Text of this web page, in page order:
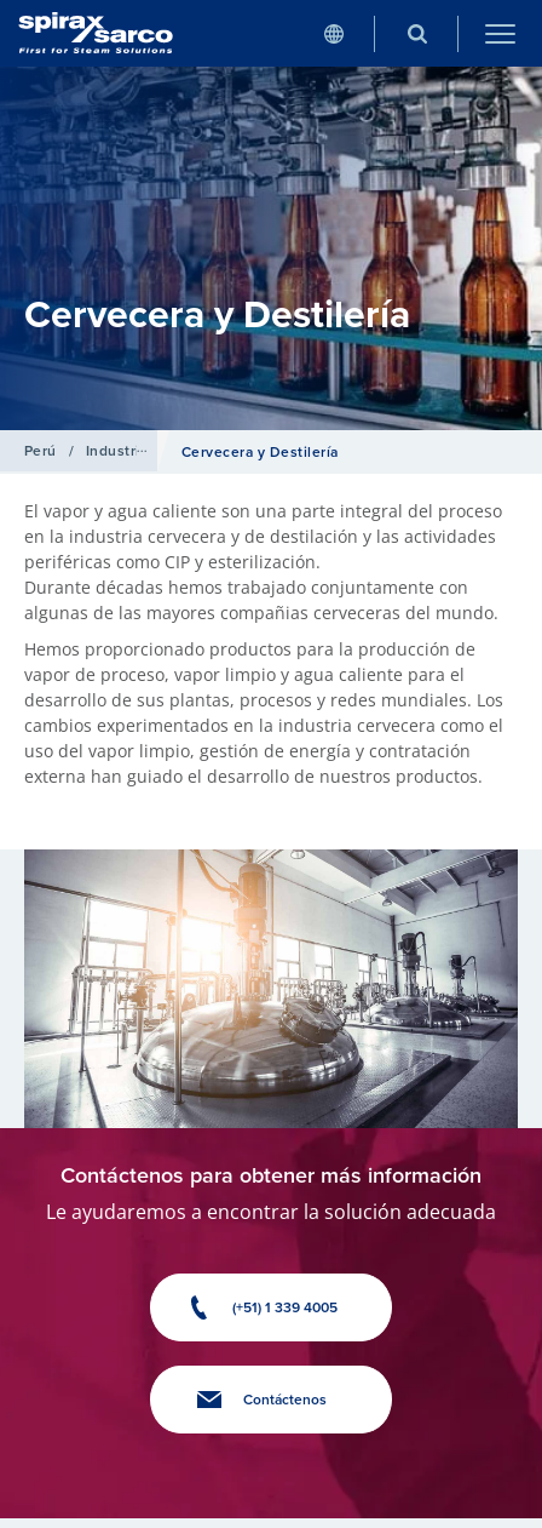
Cervecera y Destilería
Perú / Industrias Cervecera y Destilería
El vapor y agua caliente son una parte integral del proceso
en la industria cervecera y de destilación y las actividades
periféricas como CIP y esterilización.
Durante décadas hemos trabajado conjuntamente con
algunas de las mayores compañias cerveceras del mundo.
Hemos proporcionado productos para la producción de
vapor de proceso, vapor limpio y agua caliente para el
desarrollo de sus plantas, procesos y redes mundiales. Los
cambios experimentados en la industria cervecera como el
uso del vapor limpio, gestión de energía y contratación
externa han guiado el desarrollo de nuestros productos.
Contáctenos para obtener más información
Le ayudaremos a encontrar la solución adecuada
(+51) 1 339 4005
Contáctenos